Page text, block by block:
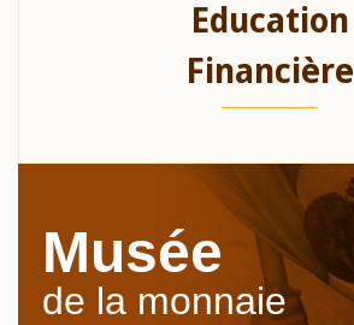
Education
Financière
Musée
de la monnaie